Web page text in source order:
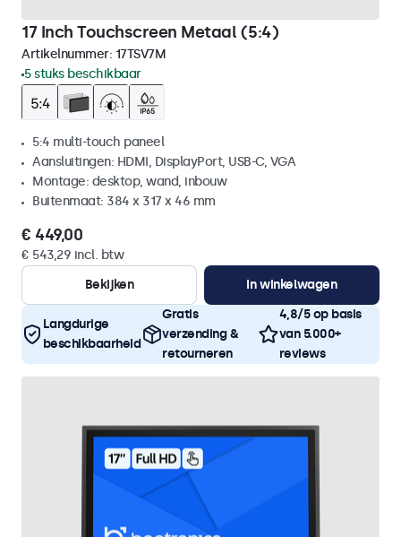
17 Inch Touchscreen Metaal (5:4)
Artikelnummer: 17TSV7M
5 stuks beschikbaar
5:4 multi-touch paneel
Aansluitingen: HDMI, DisplayPort, USB-C, VGA
Montage: desktop, wand, inbouw
Buitenmaat: 384 x 317 x 46 mm
€ 449,00
€ 543,29 incl. btw
Bekijken
In winkelwagen
Langdurige
beschikbaarheid
Gratis
verzending &
retourneren
4,8/5 op basis
van 5.000+
reviews